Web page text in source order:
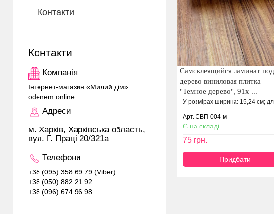
Контакти
Контакти
Компанія
Інтернет-магазин «Милий дім»
odenem.online
Адреси
м. Харків, Харківська область,
вул. Г. Праці 20/321а
Телефони
+38 (095) 358 69 79 (Viber)
+38 (050) 882 21 92
+38 (096) 674 96 98
Самоклеящийся ламинат под
дерево виниловая плитка
"Темное дерево", 91х ...
У розмірах ширина: 15,24 см; дл
Арт. СВП-004-м
Є на складі
75грн.
Придбати